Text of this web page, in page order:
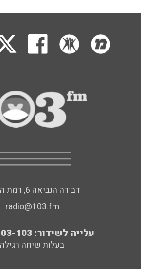
דבורה הנביאה 6, רמת השרון
radio@103.fm
עלייה לשידור: 0552-103-103
בעלות שיחה רגילה